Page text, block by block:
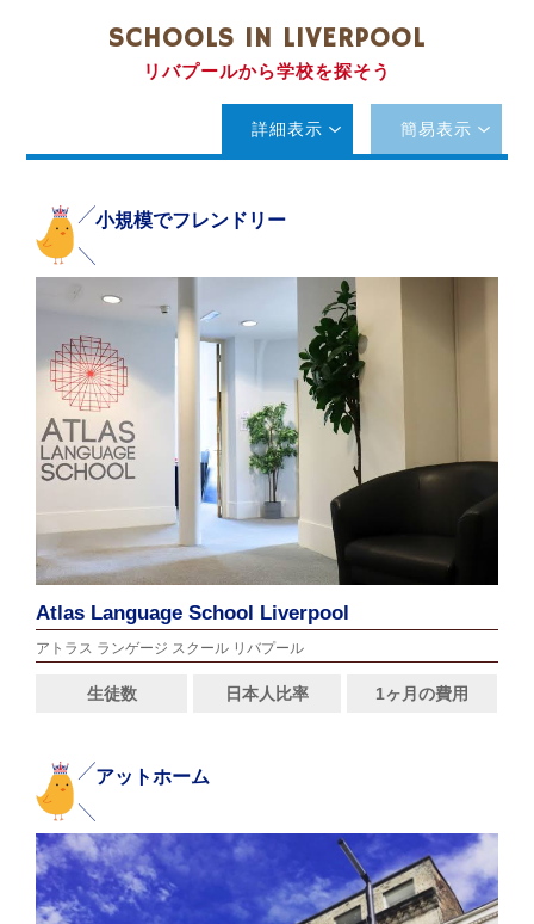
SCHOOLS IN LIVERPOOL
リバプールから学校を探そう
詳細表示 簡易表示
小規模でフレンドリー
Atlas Language School Liverpool
アトラス ランゲージ スクール リバプール
生徒数 日本人比率 1ヶ月の費用
アットホーム